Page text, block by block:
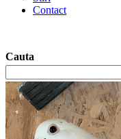
Contact
Cauta